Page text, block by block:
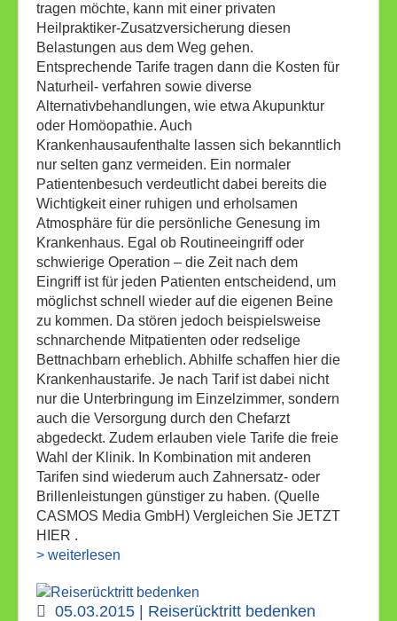
tragen möchte, kann mit einer privaten
Heilpraktiker-Zusatzversicherung diesen
Belastungen aus dem Weg gehen.
Entsprechende Tarife tragen dann die Kosten für
Naturheil- verfahren sowie diverse
Alternativbehandlungen, wie etwa Akupunktur
oder Homöopathie. Auch
Krankenhausaufenthalte lassen sich bekanntlich
nur selten ganz vermeiden. Ein normaler
Patientenbesuch verdeutlicht dabei bereits die
Wichtigkeit einer ruhigen und erholsamen
Atmosphäre für die persönliche Genesung im
Krankenhaus. Egal ob Routineeingriff oder
schwierige Operation – die Zeit nach dem
Eingriff ist für jeden Patienten entscheidend, um
möglichst schnell wieder auf die eigenen Beine
zu kommen. Da stören jedoch beispielsweise
schnarchende Mitpatienten oder redselige
Bettnachbarn erheblich. Abhilfe schaffen hier die
Krankenhaustarife. Je nach Tarif ist dabei nicht
nur die Unterbringung im Einzelzimmer, sondern
auch die Versorgung durch den Chefarzt
abgedeckt. Zudem erlauben viele Tarife die freie
Wahl der Klinik. In Kombination mit anderen
Tarifen sind wiederum auch Zahnersatz- oder
Brillenleistungen günstiger zu haben. (Quelle
CASMOS Media GmbH) Vergleichen Sie JETZT
HIER .
> weiterlesen
05.03.2015 | Reiserücktritt bedenken